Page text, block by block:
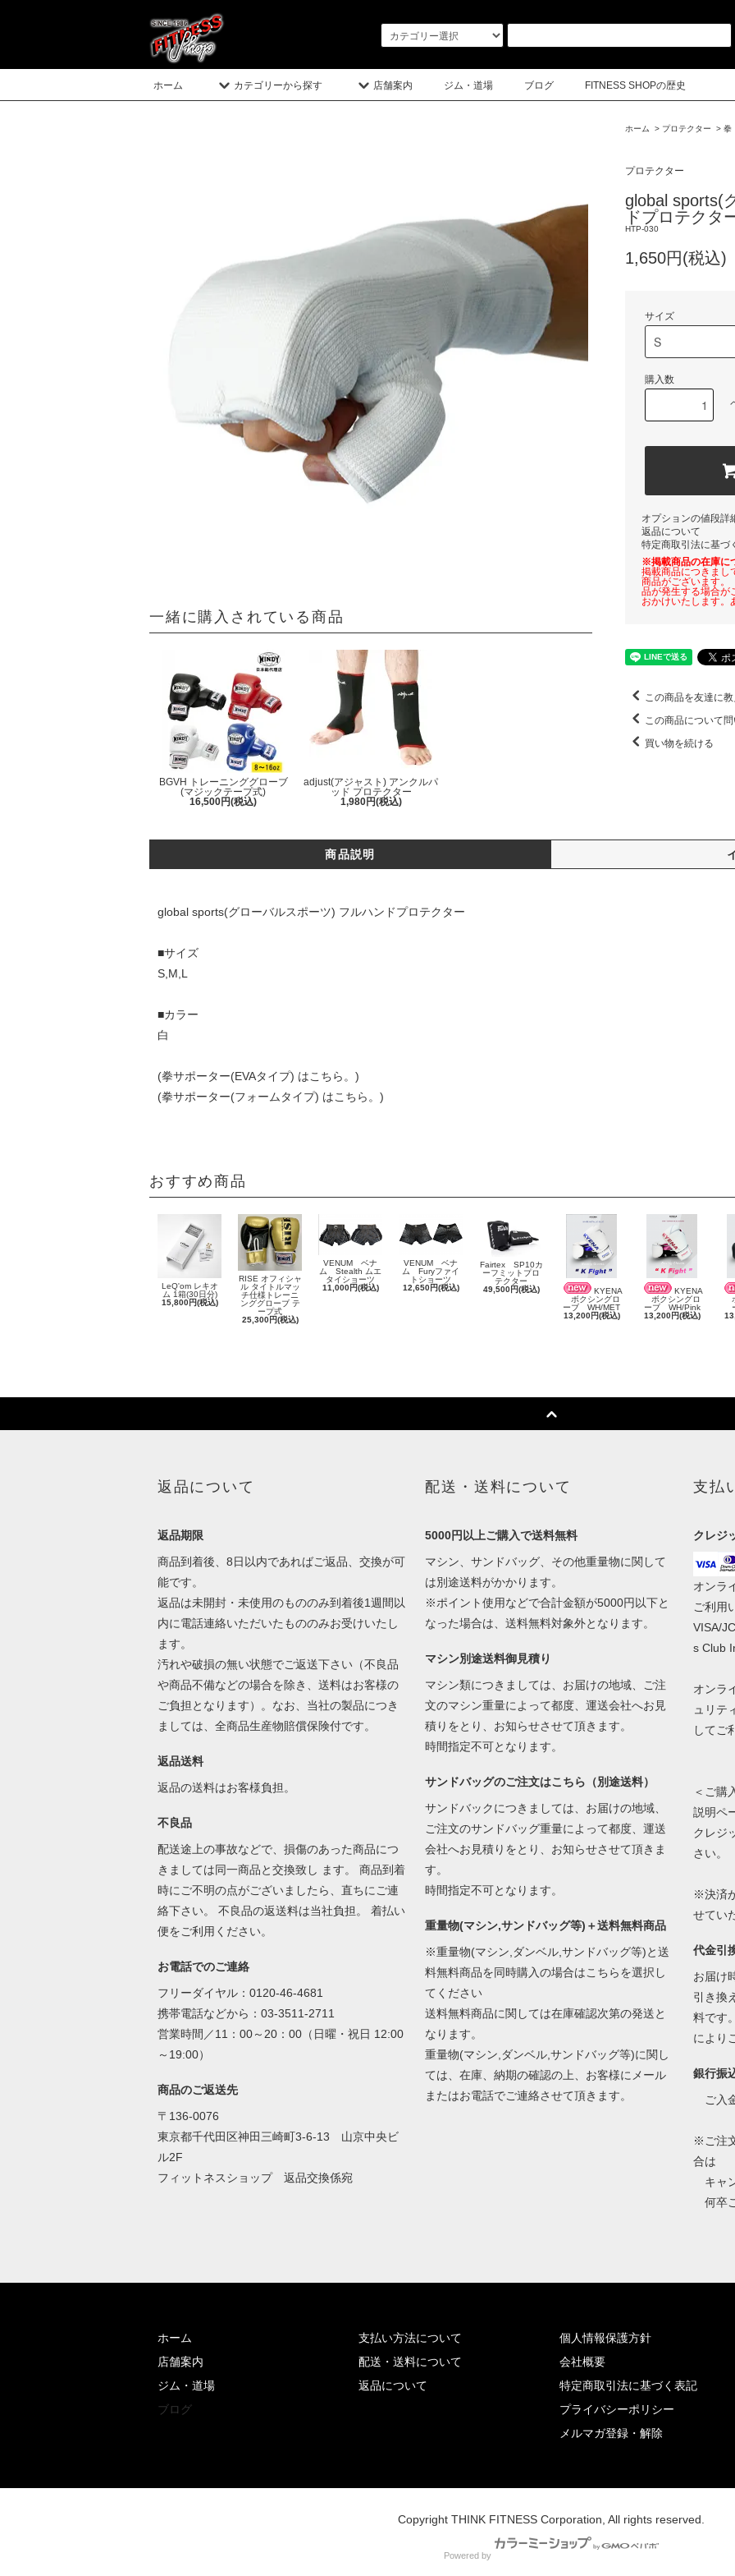
ホーム カテゴリーから探す 店舗案内 ジム・道場 ブログ FITNESS SHOPの歴史
一緒に購入されている商品
BGVH トレーニンググローブ
(マジックテープ式)
16,500円(税込)
adjust(アジャスト) アンクルパ
ッド プロテクター
1,980円(税込)
ホーム > プロテクター > 拳
プロテクター
global sports(
ドプロテクタ
HTP-030
1,650円(税込)
サイズ
購入数
オプションの値段詳
返品について
特定商取引法に基づ
※掲載商品の在庫に
掲載商品につきまし
商品がございます。
品が発生する場合が
おかけいたします。
この商品を友達に
この商品について
買い物を続ける
商品説明
global sports(グローバルスポーツ) フルハンドプロテクター
■サイズ
S,M,L
■カラー
白
(拳サポーター(EVAタイプ) はこちら。 )
(拳サポーター(フォームタイプ) はこちら。 )
おすすめ商品
LeQ'om レキオ
ム 1箱(30日分)
15,800円(税込)
RISE オフィシャ
ル タイトルマッ
チ仕様トレーニ
ンググローブ テ
ープ式
25,300円(税込)
VENUM ベナ
ム Stealth ムエ
タイショーツ
11,000円(税込)
VENUM ベナ
ム Furyファイ
トショーツ
12,650円(税込)
Fairtex SP10カ
ーフミットプロ
テクター
49,500円(税込)
KYENA
ボクシングロ
ーブ WH/MET
13,200円(税込)
KYENA
ボクシングロ
ーブ WH/Pink
13,200円(税込)
返品について
返品期限
商品到着後、8日以内であればご返品、交換が可
能です。
返品は未開封・未使用のもののみ到着後1週間以
内に電話連絡いただいたもののみお受けいたし
ます。
汚れや破損の無い状態でご返送下さい（不良品
や商品不備などの場合を除き、送料はお客様の
ご負担となります）。なお、当社の製品につき
ましては、全商品生産物賠償保険付です。
返品送料
返品の送料はお客様負担。
不良品
配送途上の事故などで、損傷のあった商品につ
きましては同一商品と交換致し ます。 商品到着
時にご不明の点がございましたら、直ちにご連
絡下さい。 不良品の返送料は当社負担。 着払い
便をご利用ください。
お電話でのご連絡
フリーダイヤル：0120-46-4681
携帯電話などから：03-3511-2711
営業時間／11：00～20：00（日曜・祝日 12:00
～19:00）
商品のご返送先
〒136-0076
東京都千代田区神田三崎町3-6-13 山京中央ビ
ル2F
フィットネスショップ 返品交換係宛
配送・送料について
5000円以上ご購入で送料無料
マシン、サンドバッグ、その他重量物に関して
は別途送料がかかります。
※ポイント使用などで合計金額が5000円以下と
なった場合は、送料無料対象外となります。
マシン別途送料御見積り
マシン類につきましては、お届けの地域、ご注
文のマシン重量によって都度、運送会社へお見
積りをとり、お知らせさせて頂きます。
時間指定不可となります。
サンドバッグのご注文はこちら（別途送料）
サンドバックにつきましては、お届けの地域、
ご注文のサンドバッグ重量によって都度、運送
会社へお見積りをとり、お知らせさせて頂きま
す。
時間指定不可となります。
重量物(マシン,サンドバッグ等)＋送料無料商品
※重量物(マシン,ダンベル,サンドバッグ等)と送
料無料商品を同時購入の場合はこちらを選択し
てください
送料無料商品に関しては在庫確認次第の発送と
なります。
重量物(マシン,ダンベル,サンドバッグ等)に関し
ては、在庫、納期の確認の上、お客様にメール
またはお電話でご連絡させて頂きます。
支払
クレジ
オンラ
ご利用
VISA/
s Club
オンラ
ュリテ
してご
＜ご購
説明ペ
クレジ
さい。
※決済
せてい
代金引
お届け
引き換
料です
により
銀行振
ご入
※ご注
合は
キャ
何卒
ホーム
店舗案内
ジム・道場
ブログ
支払い方法について
配送・送料について
返品について
個人情報保護方針
会社概要
特定商取引法に基づく表記
プライバシーポリシー
メルマガ登録・解除
Copyright THINK FITNESS Corporation, All rights reserved.
Powered by